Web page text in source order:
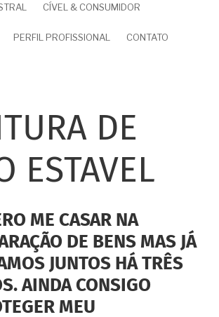
CÍVEL & CONSUMIDOR
PERFIL PROFISSIONAL CONTATO
DE
ESTAVEL
ME CASAR NA
DE BENS MAS JÁ
JUNTOS HÁ TRÊS
AINDA CONSIGO
MEU